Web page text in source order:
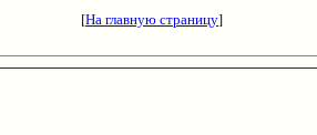
[На главную страницу]